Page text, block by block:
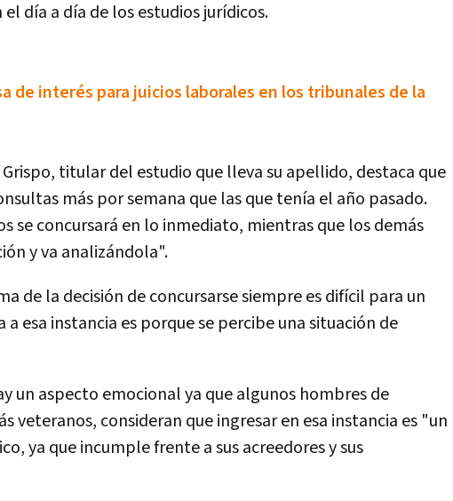
día a día de los estudios jurídicos.
de interés para juicios laborales en los tribunales de la
titular del estudio que lleva su apellido, destaca que
más por semana que las que tenía el año pasado.
se concursará en lo inmediato, mientras que los demás
y va analizándola".
de la decisión de concursarse siempre es difícil para un
a esa instancia es porque se percibe una situación de
un aspecto emocional ya que algunos hombres de
veteranos, consideran que ingresar en esa instancia es "un
ya que incumple frente a sus acreedores y sus